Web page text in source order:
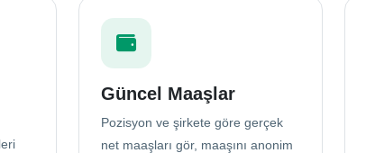
Güncel Maaşlar
Pozisyon ve şirkete göre gerçek
net maaşları gör, maaşını anonim